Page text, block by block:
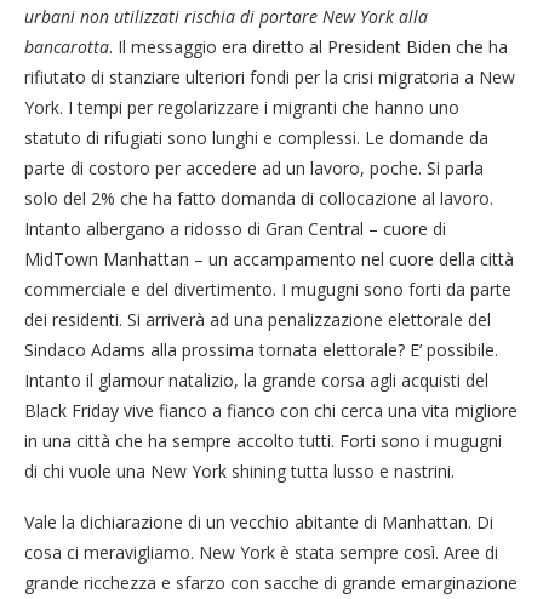
urbani non utilizzati rischia di portare New York alla
bancarotta. Il messaggio era diretto al President Biden che ha
rifiutato di stanziare ulteriori fondi per la crisi migratoria a New
York. I tempi per regolarizzare i migranti che hanno uno
statuto di rifugiati sono lunghi e complessi. Le domande da
parte di costoro per accedere ad un lavoro, poche. Si parla
solo del 2% che ha fatto domanda di collocazione al lavoro.
Intanto albergano a ridosso di Gran Central – cuore di
MidTown Manhattan – un accampamento nel cuore della città
commerciale e del divertimento. I mugugni sono forti da parte
dei residenti. Si arriverà ad una penalizzazione elettorale del
Sindaco Adams alla prossima tornata elettorale? E’ possibile.
Intanto il glamour natalizio, la grande corsa agli acquisti del
Black Friday vive fianco a fianco con chi cerca una vita migliore
in una città che ha sempre accolto tutti. Forti sono i mugugni
di chi vuole una New York shining tutta lusso e nastrini.
Vale la dichiarazione di un vecchio abitante di Manhattan. Di
cosa ci meravigliamo. New York è stata sempre così. Aree di
grande ricchezza e sfarzo con sacche di grande emarginazione